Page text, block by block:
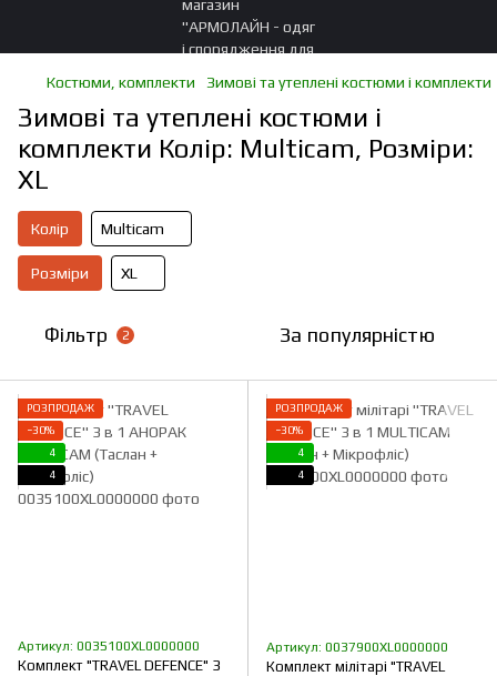
Костюми, комплекти Зимові та утеплені костюми і комплекти
Зимові та утеплені костюми і
комплекти Колір: Multicam, Розміри:
XL
Колір Multicam
Розміри XL
Фільтр 2 За популярністю
РОЗПРОДАЖ
−30%
4
4
Артикул: 0035100XL0000000
Комплект "TRAVEL DEFENCE" 3
РОЗПРОДАЖ
−30%
4
4
Артикул: 0037900XL0000000
Комплект мілітарі "TRAVEL